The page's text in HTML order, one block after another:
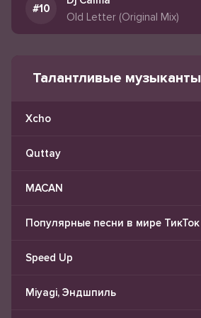
Old Letter (Original Mix)
Талантливые музыканты
Xcho
Quttay
MACAN
Популярные песни в мире ТикТок
Speed Up
Miyagi, Эндшпиль